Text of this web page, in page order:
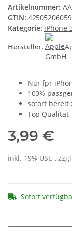
Artikelnummer:
GTIN:
Kategorie: iPhone
Hersteller:
Nur fpr
100%
sofort bereit
Top Qualität
3,99 €
inkl. 19% USt. , zzgl.
Sofort